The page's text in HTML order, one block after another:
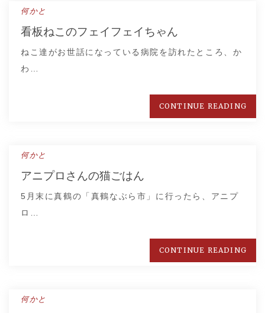
何かと
看板ねこのフェイフェイちゃん
ねこ達がお世話になっている病院を訪れたところ、か
わ…
CONTINUE READING
何かと
アニプロさんの猫ごはん
5月末に真鶴の「真鶴なぶら市」に行ったら、アニプ
ロ…
CONTINUE READING
何かと